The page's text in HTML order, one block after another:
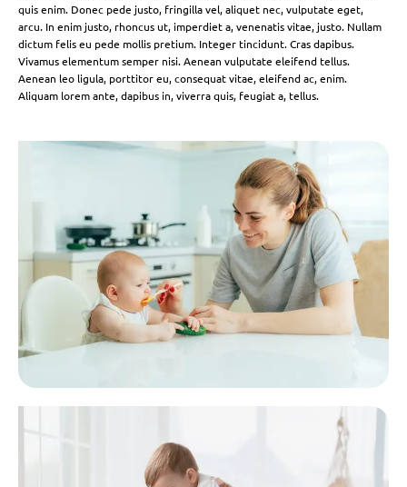
quis enim. Donec pede justo, fringilla vel, aliquet nec, vulputate eget,
arcu. In enim justo, rhoncus ut, imperdiet a, venenatis vitae, justo. Nullam
dictum felis eu pede mollis pretium. Integer tincidunt. Cras dapibus.
Vivamus elementum semper nisi. Aenean vulputate eleifend tellus.
Aenean leo ligula, porttitor eu, consequat vitae, eleifend ac, enim.
Aliquam lorem ante, dapibus in, viverra quis, feugiat a, tellus.